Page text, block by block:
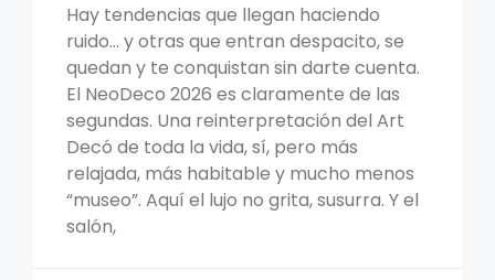
Hay tendencias que llegan haciendo
ruido… y otras que entran despacito, se
quedan y te conquistan sin darte cuenta.
El NeoDeco 2026 es claramente de las
segundas. Una reinterpretación del Art
Decó de toda la vida, sí, pero más
relajada, más habitable y mucho menos
“museo”. Aquí el lujo no grita, susurra. Y el
salón,